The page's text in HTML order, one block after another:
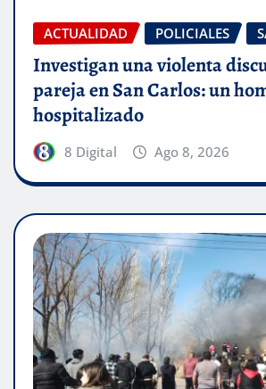
ACTUALIDAD POLICIALES
Investigan una violenta
pareja en San Carlos: un
hospitalizado
8 Digital Ago 8, 2026